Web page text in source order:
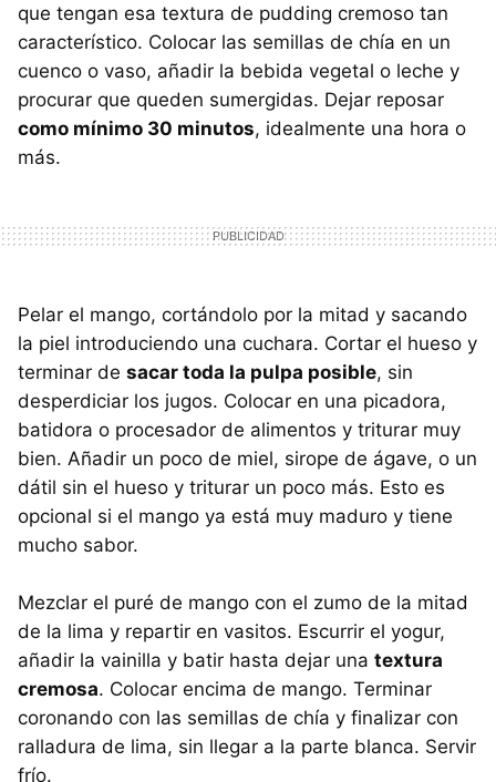
que tengan esa textura de pudding cremoso tan
característico. Colocar las semillas de chía en un
cuenco o vaso, añadir la bebida vegetal o leche y
procurar que queden sumergidas. Dejar reposar
como mínimo 30 minutos, idealmente una hora o
más.
Pelar el mango, cortándolo por la mitad y sacando
la piel introduciendo una cuchara. Cortar el hueso y
terminar de sacar toda la pulpa posible, sin
desperdiciar los jugos. Colocar en una picadora,
batidora o procesador de alimentos y triturar muy
bien. Añadir un poco de miel, sirope de ágave, o un
dátil sin el hueso y triturar un poco más. Esto es
opcional si el mango ya está muy maduro y tiene
mucho sabor.
Mezclar el puré de mango con el zumo de la mitad
de la lima y repartir en vasitos. Escurrir el yogur,
añadir la vainilla y batir hasta dejar una textura
cremosa. Colocar encima de mango. Terminar
coronando con las semillas de chía y finalizar con
ralladura de lima, sin llegar a la parte blanca. Servir
frío.